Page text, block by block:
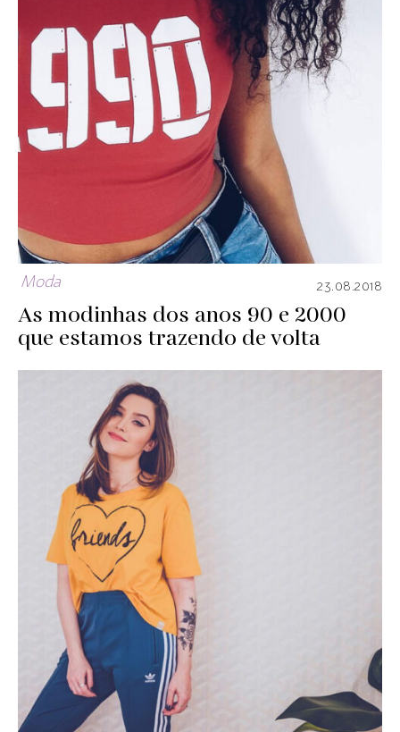
Moda 23.08.2018
As modinhas dos anos 90 e 2000
que estamos trazendo de volta